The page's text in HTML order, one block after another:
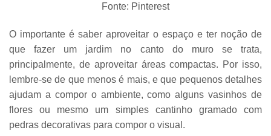
Fonte: Pinterest
O importante é saber aproveitar o espaço e ter noção de
que fazer um jardim no canto do muro se trata,
principalmente, de aproveitar áreas compactas. Por isso,
lembre-se de que menos é mais, e que pequenosdetalhes
ajudam a compor o ambiente, como alguns vasinhos de
flores ou mesmo um simples cantinho gramado com
pedras decorativas para compor o visual.